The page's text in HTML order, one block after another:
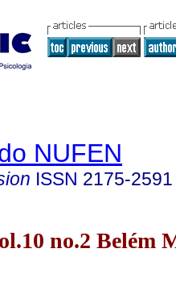
NUFEN
ISSN 2175-2591
no.2 Belém